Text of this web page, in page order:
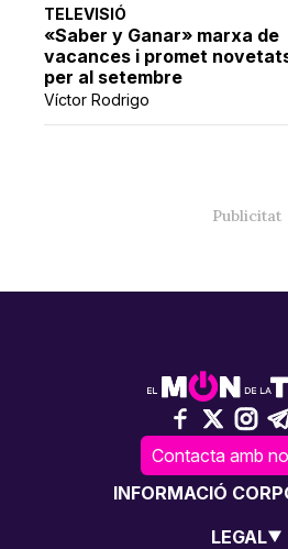
TELEVISIÓ
«Saber y Ganar» marxa de
vacances i promet
per al setembre
Víctor Rodrigo
Contacta amb
INFORMACIÓ
LEGAL